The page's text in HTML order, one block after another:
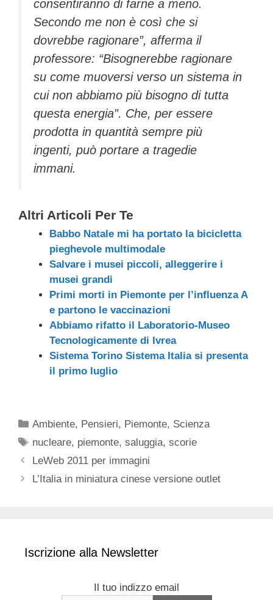
consentiranno di farne a meno.
Secondo me non è così che si
dovrebbe ragionare”, afferma il
professore: “Bisognerebbe ragionare
su come muoversi verso un sistema in
cui non abbiamo più bisogno di tutta
questa energia”. Che, per essere
prodotta in quantità sempre più
ingenti, può portare a tragedie
immani.
Altri Articoli Per Te
Babbo Natale mi ha portato la bicicletta
pieghevole multimodale
Salvare i musei piccoli, alleggerire i
musei grandi
Primi morti in Piemonte per l’influenza A
e partono le vaccinazioni
Abbiamo rifatto il Laboratorio-Museo
Tecnologicamente di Ivrea
Sistema Torino Sistema Italia si presenta
il primo luglio
Categorie
Ambiente, Pensieri, Piemonte, Scienza
Tag
nucleare, piemonte,saluggia,scorie
LeWeb 2011 per immagini
L’Italia in miniatura cinese versione outlet
Iscrizione alla Newsletter
Il tuo indizzo email